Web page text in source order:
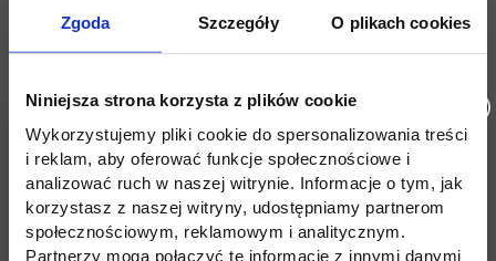
Zgoda Szczegóły O plikach cookies
Niniejsza strona korzysta z plików cookie
Wykorzystujemy pliki cookie do spersonalizowania treści
i reklam, aby oferować funkcje społecznościowe i
analizować ruch w naszej witrynie. Informacje o tym, jak
korzystasz z naszej witryny, udostępniamy partnerom
społecznościowym, reklamowym i analitycznym.
Partnerzy mogą połączyć te informacje z innymi danymi
sektorze publicznym i samorządowym,
projektach związanych z modernizacją infrastruktury
Mogą także specjalizować się w projektowaniu przestrzeni
takich jak szpitale, domy opieki, centra rehabilitacji czy
obiekty spa i wellness.
Wsparcie ze strony uczelni